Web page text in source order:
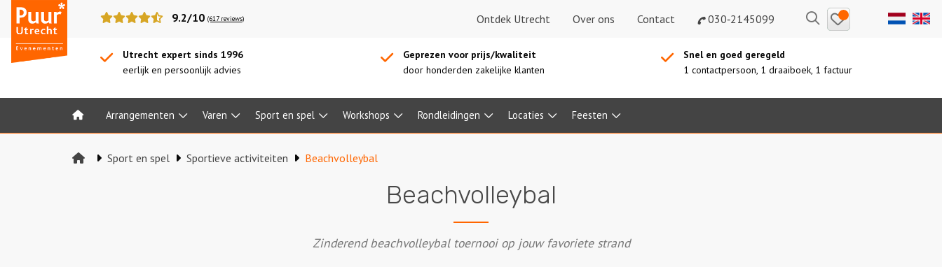
Puur*
Utrecht
bedrijfsuitjes
9.2/10 (617 reviews) Ontdek Utrecht Over ons Contact 030‑2145099 ZoekenBewaarde
uitjes
Utrecht expert sinds 1996
eerlijk en persoonlijk advies
Geprezen voor prijs/kwaliteit
door honderden zakelijke klanten
Snel en goed geregeld
1 contactpersoon, 1 draaiboek, 1 factuur
Home Arrangementen Varen Sport en spel Workshops Rondleidingen Locaties Feesten
Sport en spel Sportieve activiteiten Beachvolleybal
Beachvolleybal
Zinderend beachvolleybal toernooi op jouw favoriete strand